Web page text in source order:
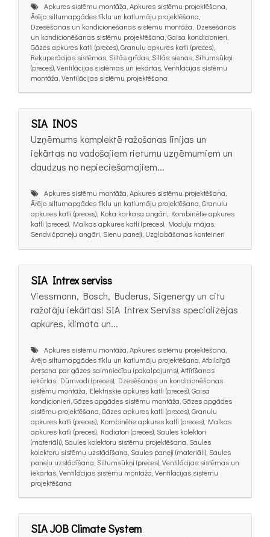
Apkures sistēmu montāža, Apkures sistēmu projektēšana,
Ārējo siltumapgādes tīklu un katlumāju projektēšana,
Dzesēšanas un kondicionēšanas sistēmu montāža, Dzesēšanas
un kondicionēšanas sistēmu projektēšana, Gaisa kondicionieri,
Gāzes apkures katli (preces), Granulu apkures katli (preces),
Rekuperācijas sistēmas, Siltās grīdas, Siltās sienas, Siltumsūkņi
(preces), Ventilācijas sistēmas un iekārtas, Ventilācijas sistēmu
montāža, Ventilācijas sistēmu projektēšana
SIA INOS
Uzņēmums komplektē ražošanas līnijas un
iekārtas no vadošajiem rietumu uzņēmumiem un
daudzus no nepieciešamajiem...
Apkures sistēmu montāža, Apkures sistēmu projektēšana,
Ārējo siltumapgādes tīklu un katlumāju projektēšana, Granulu
apkures katli (preces), Koka karkasa angāri, Kombinētie apkures
katli (preces), Malkas apkures katli (preces), Moduļu mājas,
Sendvičpaneļu angāri, Sienu paneļi, Uzglabāšanas konteineri
SIA Intrex serviss
Viessmann, Bosch, Buderus, Sigenergy un citu
ražotāju iekārtas! SIA Intrex Serviss specializējas
apkures, klimata un...
Apkures sistēmu montāža, Apkures sistēmu projektēšana,
Ārējo siltumapgādes tīklu un katlumāju projektēšana, Atbildīgā
persona par gāzes saimniecību (pakalpojums), Attīrīšanas
iekārtas, Dūmvadi (preces), Dzesēšanas un kondicionēšanas
sistēmu montāža, Elektriskie apkures katli (preces), Gaisa
kondicionieri, Gāzes apgādes sistēmu montāža, Gāzes apgādes
sistēmu projektēšana, Gāzes apkures katli (preces), Granulu
apkures katli (preces), Kombinētie apkures katli (preces), Malkas
apkures katli (preces), Radiatori (preces), Saules kolektori
(materiāli), Saules kolektoru sistēmu projektēšana, Saules
kolektoru sistēmu uzstādīšana, Saules paneļi (materiāli), Saules
paneļu uzstādīšana, Siltumsūkņi (preces), Ventilācijas sistēmas un
iekārtas, Ventilācijas sistēmu montāža, Ventilācijas sistēmu
projektēšana
SIA JOB Climate System